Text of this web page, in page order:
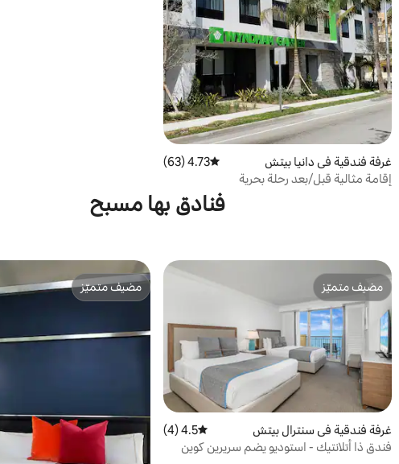
غرفة فندقية في دانيا بيتش متوسط التقييم 4.73 من 5، 63 مراجعات
4.73 (63)
إقامة مثالية قبل/بعد رحلة بحرية
فنادق بها مسبح
مضيف متميّز
مضيف متميّز
غرفة فندقية في سنترال بيتش متوسط التقييم 4.5 من 5، 4 مراجعات
4.5 (4)
فندق ذا أتلانتيك - استوديو يضم سريرين كوين
مضيف متميّز
مضيف متميّز